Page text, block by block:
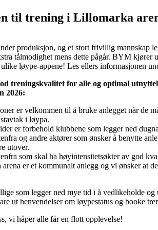
til trening i Lillomarka
produksjon, og et stort frivillig mannskap
tålmodighet mens dette pågår. BYM kjører
ulike løype-appene! Les ellers informasjonen
treningskvalitet for alle og optimal
2026:
er velkommen til å bruke anlegget når de
i løypa.
er forbehold klubbene som legger ned
og andre aktører som ønsker å benytte
utover.
som skal ha høyintensitetsøkter av god
er et kommunalt anlegg og vi ønsker at
som legger ned mye tid i å vedlikeholde
ut henvendelser om løypestatus og booke
vi håper alle får en flott opplevelse!